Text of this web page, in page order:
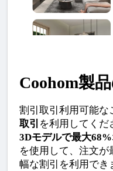
Coohom製
割引取引利用可能な
取引 を利用してくだ
3Dモデルで最大
を使用して、注文が
幅な割引を利用でき